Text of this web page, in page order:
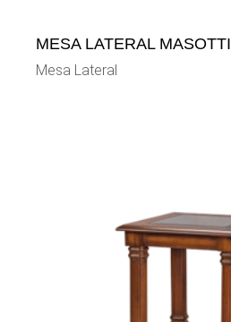
MESA LATERAL MASOTTI
Mesa Lateral